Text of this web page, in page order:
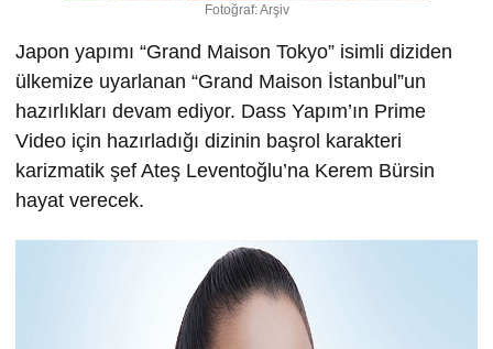
Fotoğraf: Arşiv
Japon yapımı “Grand Maison Tokyo” isimli diziden
ülkemize uyarlanan “Grand Maison İstanbul”un
hazırlıkları devam ediyor. Dass Yapım’ın Prime
Video için hazırladığı dizinin başrol karakteri
karizmatik şef Ateş Leventoğlu’na Kerem Bürsin
hayat verecek.